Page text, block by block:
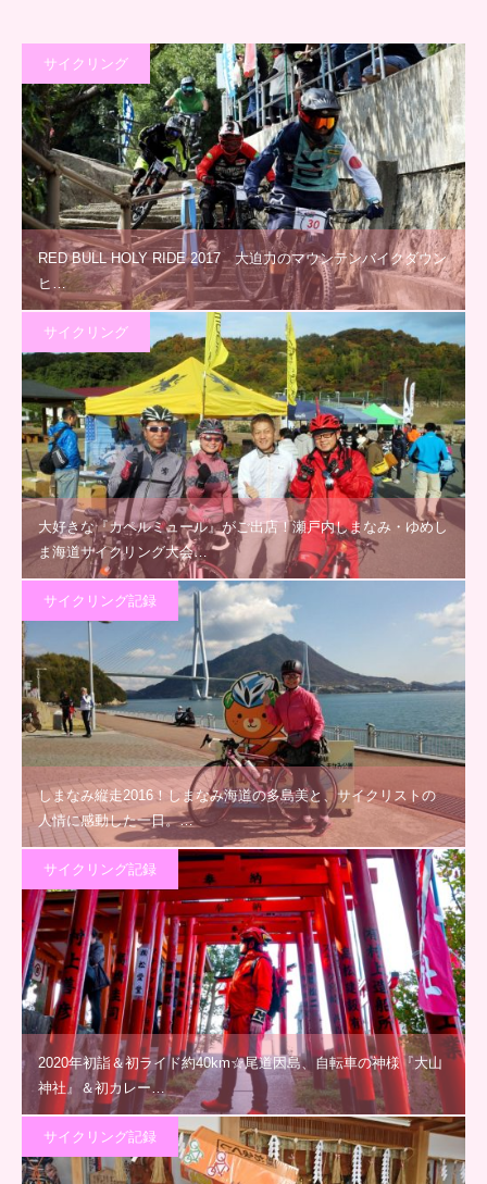
サイクリング
RED BULL HOLY RIDE 2017 大迫力のマウンテンバイクダウン
ヒ…
サイクリング
大好きな『カペルミュール』がご出店！瀬戸内しまなみ・ゆめし
ま海道サイクリング大会…
サイクリング記録
しまなみ縦走2016！しまなみ海道の多島美と、サイクリストの
人情に感動した一日。…
サイクリング記録
2020年初詣＆初ライド約40km☆尾道因島、自転車の神様『大山
神社』＆初カレー…
サイクリング記録